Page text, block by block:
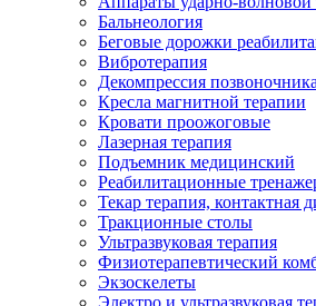
Бальнеология
Беговые дорожки
Вибротерапия
Декомпрессия позвоночника
Кресла магнитной терапии
Кровати проожоговые
Лазерная терапия
Подъемник медицинский
Реабилитационные
Текар терапия, контактная
Тракционные столы
Ультразвуковая терапия
Физиотерапевтический
Экзоскелеты
Электро и ультразвуковая